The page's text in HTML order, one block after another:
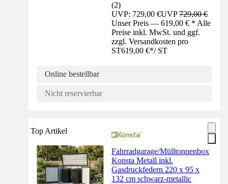
(2)
UVP: 729,00 €UVP729,00 €
Unser Preis — 619,00 € * Alle
Preise inkl. MwSt. und ggf.
zzgl. Versandkosten pro
ST619,00 €*/ ST
Online bestellbar
Nicht reservierbar
Top Artikel
Fahrradgarage/Mülltonnenbox
Konsta Metall inkl.
Gasdruckfedern 220 x 95 x
132 cm schwarz-metallic